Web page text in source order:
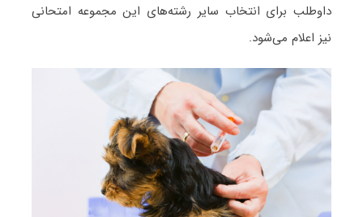
داوطلب برای انتخاب سایر رشته‌های این مجموعه امتحانی
نیز اعلام می‌شود.